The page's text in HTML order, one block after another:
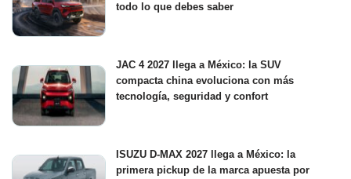
todo lo que debes saber
JAC 4 2027 llega a México: la SUV
compacta china evoluciona con más
tecnología, seguridad y confort
ISUZU D-MAX 2027 llega a México: la
primera pickup de la marca apuesta por